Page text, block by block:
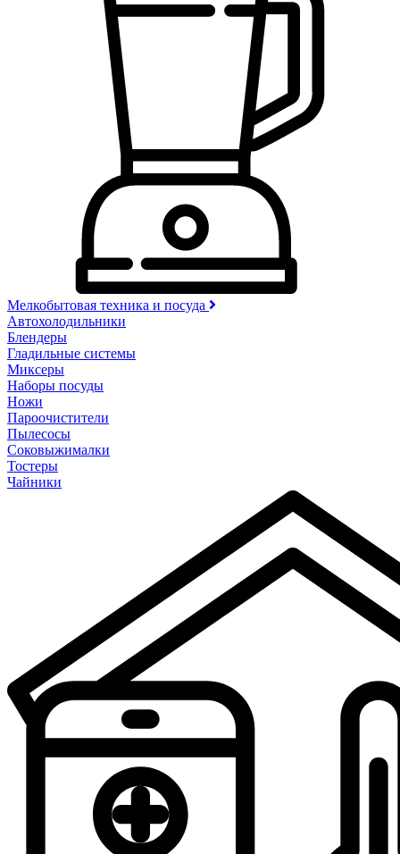
Мелкобытовая техника и посуда
Автохолодильники
Блендеры
Гладильные системы
Миксеры
Наборы посуды
Ножи
Пароочистители
Пылесосы
Соковыжималки
Тостеры
Чайники